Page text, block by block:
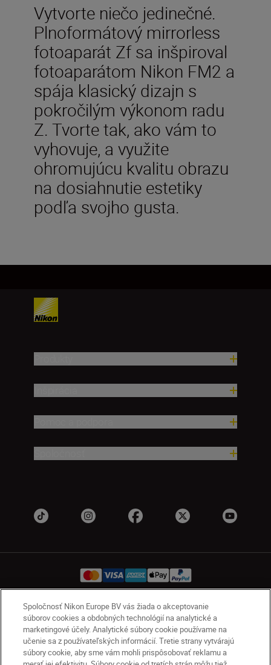
Vytvorte niečo jedinečné.
Plnoformátový mirrorless
fotoaparát Zf sa inšpiroval
fotoaparátom Nikon FM2 a
spája klasický dizajn s
pokročilým výkonom radu
Z. Tvorte tak, ako vám to
vyhovuje, a využite
ohromujúcu kvalitu obrazu
na dosiahnutie estetiky
podľa svojho gusta.
SK Nikon Sites
Kontakt
Oznámenie o ochrane osobných údajov
Podmienky používania
Spoločnosť Nikon Europe BV vás žiada o akceptovanie
súborov cookies a obdobných technológií na analytické a
marketingové účely. Analytické súbory cookie používame na
učenie sa z používateľských informácií. Tretie strany vytvárajú
súbory cookie, aby sme vám mohli prispôsobovať reklamu a